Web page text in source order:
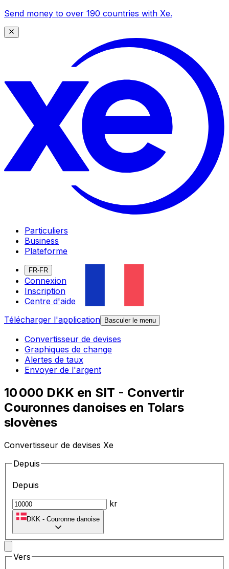
Send money to over 190 countries with Xe.
Particuliers
Business
Plateforme
FR-FR
Connexion
Inscription
Centre d'aide
Télécharger l'application
Basculer le menu
Convertisseur de devises
Graphiques de change
Alertes de taux
Envoyer de l'argent
10 000 DKK en SIT - Convertir
Couronnes danoises en Tolars
slovènes
Convertisseur de devises Xe
Depuis
Depuis
kr
DKK - Couronne danoise
Vers